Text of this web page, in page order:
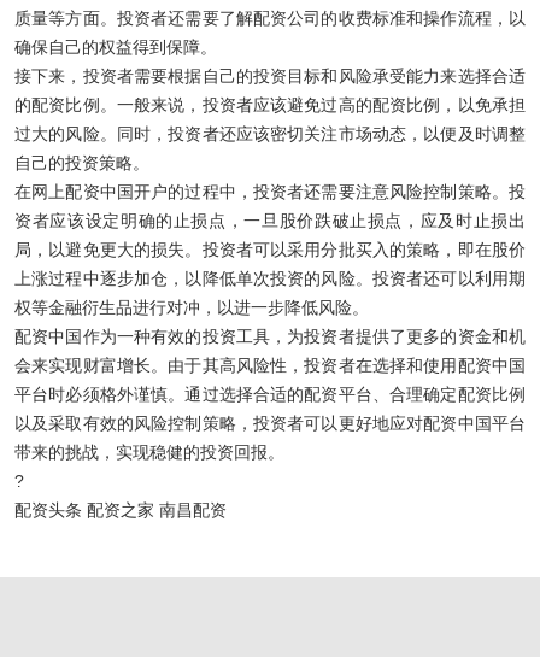
质量等方面。投资者还需要了解配资公司的收费标准和操作流程，以
确保自己的权益得到保障。
接下来，投资者需要根据自己的投资目标和风险承受能力来选择合适
的配资比例。一般来说，投资者应该避免过高的配资比例，以免承担
过大的风险。同时，投资者还应该密切关注市场动态，以便及时调整
自己的投资策略。
在网上配资中国开户的过程中，投资者还需要注意风险控制策略。投
资者应该设定明确的止损点，一旦股价跌破止损点，应及时止损出
局，以避免更大的损失。投资者可以采用分批买入的策略，即在股价
上涨过程中逐步加仓，以降低单次投资的风险。投资者还可以利用期
权等金融衍生品进行对冲，以进一步降低风险。
配资中国作为一种有效的投资工具，为投资者提供了更多的资金和机
会来实现财富增长。由于其高风险性，投资者在选择和使用配资中国
平台时必须格外谨慎。通过选择合适的配资平台、合理确定配资比例
以及采取有效的风险控制策略，投资者可以更好地应对配资中国平台
带来的挑战，实现稳健的投资回报。
?
配资头条 配资之家 南昌配资